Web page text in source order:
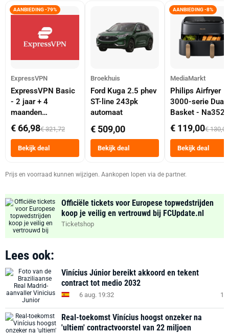
AANBIEDING -79%
ExpressVPN
ExpressVPN Basic
- 2 jaar + 4
maanden
abonnement
€ 66,98€ 321,72
Bekijk deal
Broekhuis
Ford Kuga 2.5 phev
ST-line 243pk
automaat
€ 509,00
Bekijk deal
AANBIEDING -8%
MediaMarkt
Philips Airfryer
3000-serie Dual
Basket -
Dubbele Mand 9
Tot 6 Personen
Heteluchtfriteuse
Zwart
€ 119,00€ 130,00
Bekijk deal
Prijs en voorraad kunnen wijzigen. Aankopen lopen via de partner.
Officiële tickets voor Europese topwedstrijden
koop je veilig en vertrouwd bij FCUpdate.nl
Ticketshop
Lees ook:
Vinícius Júnior bereikt akkoord en tekent
contract tot medio 2032
6 aug. 19:32 1
Real-toekomst Vinícius hoogst onzeker na
'ultiem' contractvoorstel van 22 miljoen